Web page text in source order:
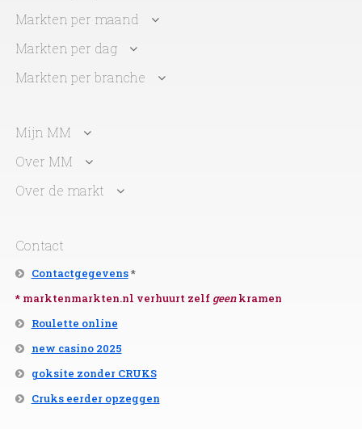
Markten per maand
Markten per dag
Markten per branche
Mijn MM
Over MM
Over de markt
Contact
Contactgegevens*
* marktenmarkten.nl verhuurt zelf geenkramen
Roulette online
new casino 2025
goksite zonder CRUKS
Cruks eerder opzeggen